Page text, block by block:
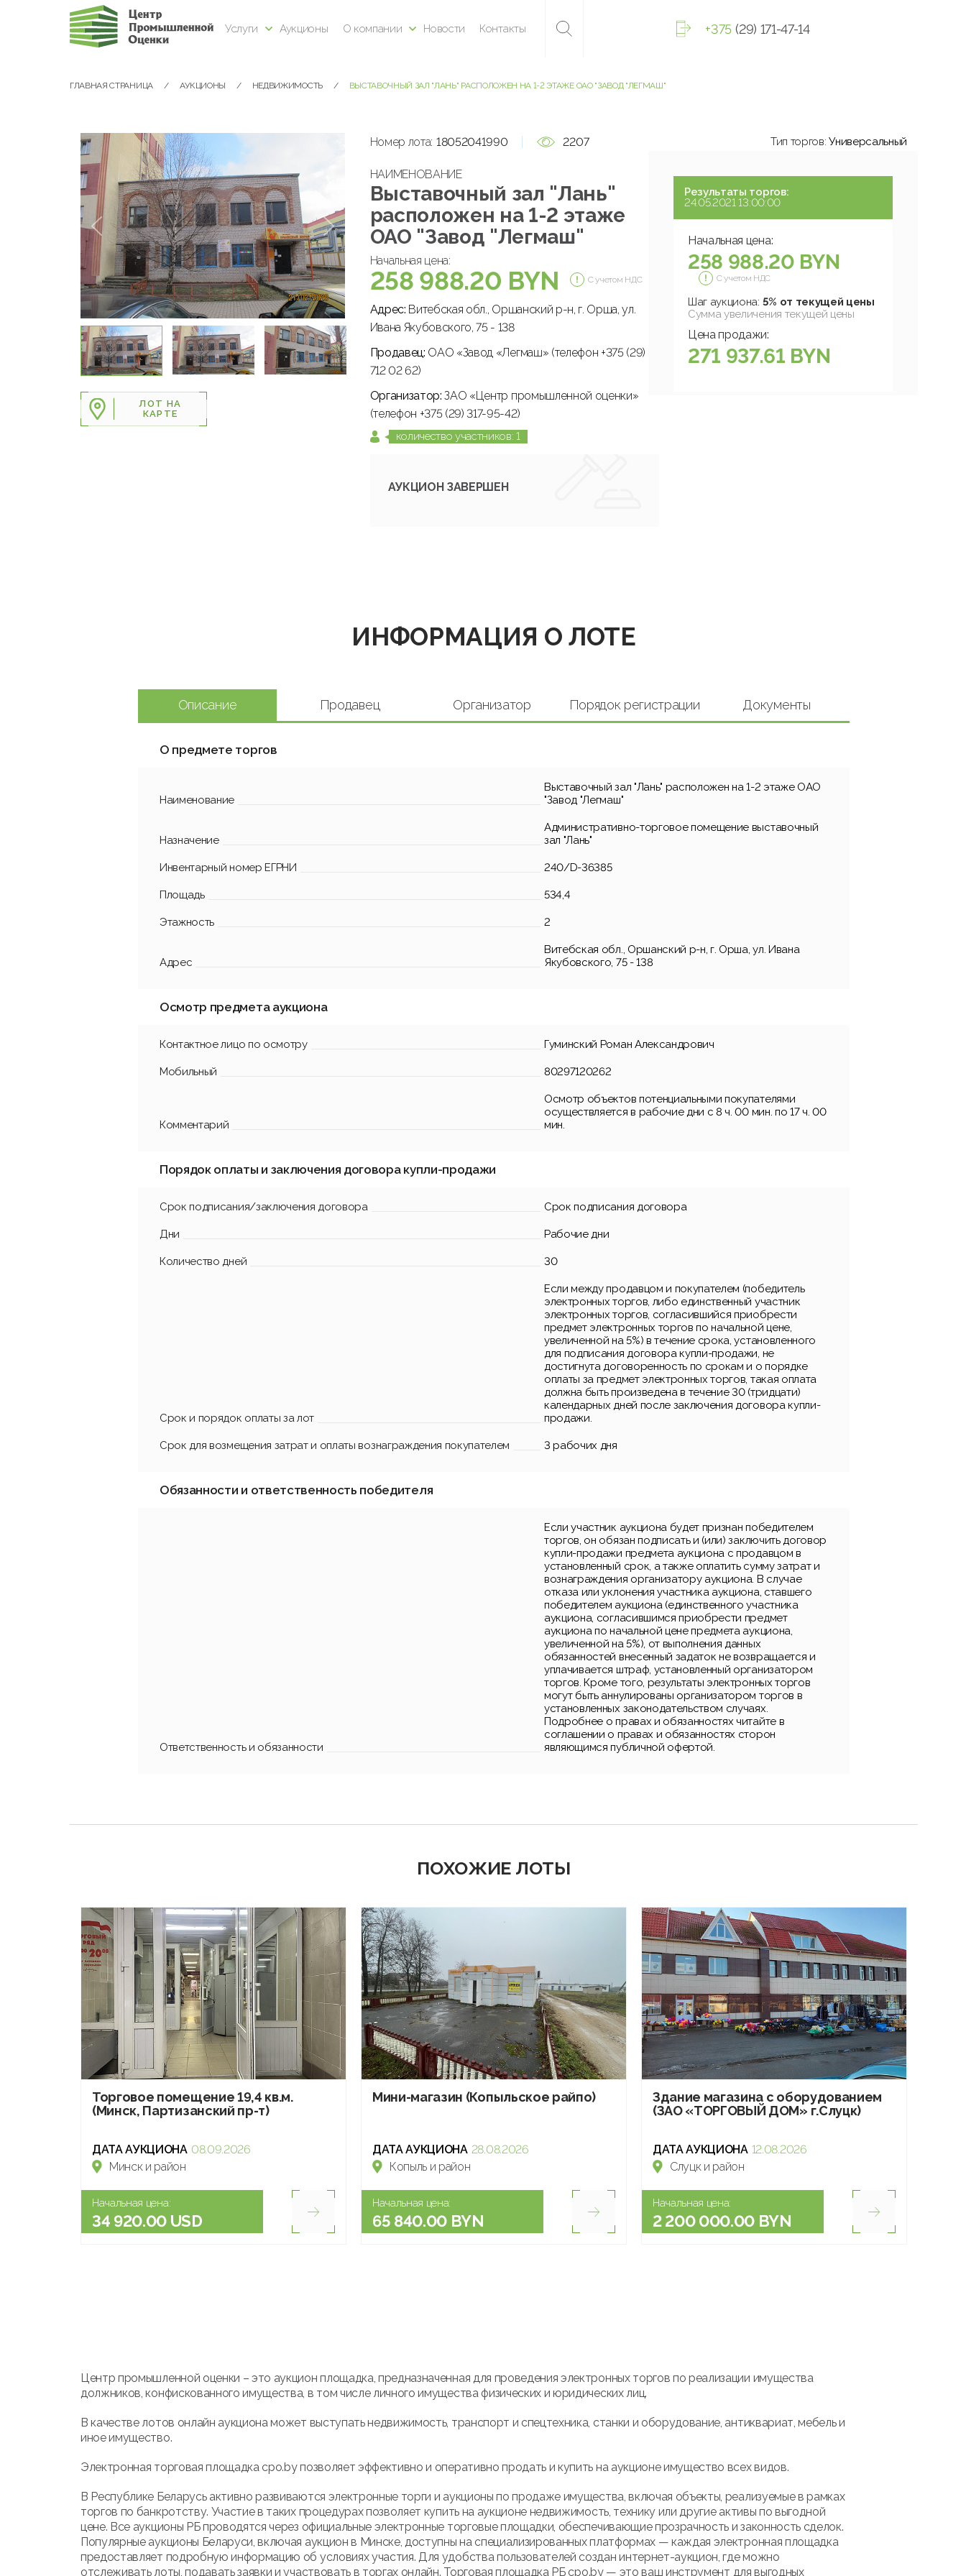
Услуги Аукционы О компании Новости Контакты +375 (29) 171-47-14
ГЛАВНАЯ СТРАНИЦА АУКЦИОНЫ НЕДВИЖИМОСТЬ ВЫСТАВОЧНЫЙ ЗАЛ "ЛАНЬ" РАСПОЛОЖЕН НА 1-2 ЭТАЖЕ ОАО "ЗАВОД "ЛЕГМАШ"
ЛОТ НА
КАРТЕ
Номер лота: 18052041990 2207
НАИМЕНОВАНИЕ
Выставочный зал "Лань"
расположен на 1-2 этаже
ОАО "Завод "Легмаш"
Начальная цена:
258 988.20 BYN С учетом НДС
Адрес: Витебская обл., Оршанский р-н, г. Орша, ул.
Ивана Якубовского, 75 - 138
Продавец: ОАО «Завод «Легмаш» (телефон +375 (29)
712 02 62)
Организатор:ЗАО «Центр промышленной оценки»
(телефон +375 (29) 317-95-42)
количество участников: 1
АУКЦИОН ЗАВЕРШЕН
Тип торгов:Универсальный
Результаты торгов:
24.05.2021 13:00:00
Начальная цена:
258 988.20 BYN
С учетом НДС
Шаг аукциона: 5% от текущей цены
Сумма увеличения текущей цены
Цена продажи:
271 937.61 BYN
ИНФОРМАЦИЯ О ЛОТЕ
Описание Продавец Организатор Порядок регистрации Документы
О предмете торгов
Наименование
Выставочный зал "Лань" расположен на 1-2 этаже ОАО
"Завод "Легмаш"
Назначение
Административно-торговое помещение выставочный
зал "Лань"
Инвентарный номер ЕГРНИ 240/D-36385
Площадь 534,4
Этажность 2
Адрес
Витебская обл., Оршанский р-н, г. Орша, ул. Ивана
Якубовского, 75 - 138
Осмотр предмета аукциона
Контактное лицо по осмотру Гуминский Роман Александрович
Мобильный 80297120262
Комментарий
Осмотр объектов потенциальными покупателями
осуществляется в рабочие дни с 8 ч. 00 мин. по 17 ч. 00
мин.
Порядок оплаты и заключения договора купли-продажи
Срок подписания/заключения договора Срок подписания договора
Дни Рабочие дни
Количество дней 30
Срок и порядок оплаты за лот
Если между продавцом и покупателем (победитель
электронных торгов, либо единственный участник
электронных торгов, согласившийся приобрести
предмет электронных торгов по начальной цене,
увеличенной на 5%) в течение срока, установленного
для подписания договора купли-продажи, не
достигнута договоренность по срокам и о порядке
оплаты за предмет электронных торгов, такая оплата
должна быть произведена в течение 30 (тридцати)
календарных дней после заключения договора купли-
продажи.
Срок для возмещения затрат и оплаты вознаграждения покупателем 3 рабочих дня
Обязанности и ответственность победителя
Ответственность и обязанности
Если участник аукциона будет признан победителем
торгов, он обязан подписать и (или) заключить договор
купли-продажи предмета аукциона с продавцом в
установленный срок, а также оплатить сумму затрат и
вознаграждения организатору аукциона. В случае
отказа или уклонения участника аукциона, ставшего
победителем аукциона (единственного участника
аукциона, согласившимся приобрести предмет
аукциона по начальной цене предмета аукциона,
увеличенной на 5%), от выполнения данных
обязанностей внесенный задаток не возвращается и
уплачивается штраф, установленный организатором
торгов. Кроме того, результаты электронных торгов
могут быть аннулированы организатором торгов в
установленных законодательством случаях.
Подробнее о правах и обязанностях читайте в
соглашении о правах и обязанностях сторон
являющимся публичной офертой.
ПОХОЖИЕ ЛОТЫ
Торговое помещение 19,4 кв.м.
(Минск, Партизанский пр-т)
ДАТА АУКЦИОНА 08.09.2026
Минск и район
Начальная цена:
34 920.00 USD
Мини-магазин (Копыльское райпо)
ДАТА АУКЦИОНА 28.08.2026
Копыль и район
Начальная цена:
65 840.00 BYN
Здание магазина с оборудованием
(ЗАО «ТОРГОВЫЙ ДОМ» г.Слуцк)
ДАТА АУКЦИОНА 12.08.2026
Слуцк и район
Начальная цена:
2 200 000.00 BYN
Центр промышленной оценки – это аукцион площадка, предназначенная для проведения электронных торгов по реализации имущества
должников, конфискованного имущества, в том числе личного имущества физических и юридических лиц.
В качестве лотов онлайн аукциона может выступать недвижимость, транспорт и спецтехника, станки и оборудование, антиквариат, мебель и
иное имущество.
Электронная торговая площадка cpo.by позволяет эффективно и оперативно продать и купить на аукционе имущество всех видов.
В Республике Беларусь активно развиваются электронные торги и аукционы по продаже имущества, включая объекты, реализуемые в рамках
торгов по банкротству. Участие в таких процедурах позволяет купить на аукционе недвижимость, технику или другие активы по выгодной
цене. Все аукционы РБ проводятся через официальные электронные торговые площадки, обеспечивающие прозрачность и законность сделок.
Популярные аукционы Беларуси, включая аукцион в Минске, доступны на специализированных платформах — каждая электронная площадка
предоставляет подробную информацию об условиях участия. Для удобства пользователей создан интернет-аукцион, где можно
отслеживать лоты, подавать заявки и участвовать в торгах онлайн. Торговая площадка РБ cpo.by — это ваш инструмент для выгодных